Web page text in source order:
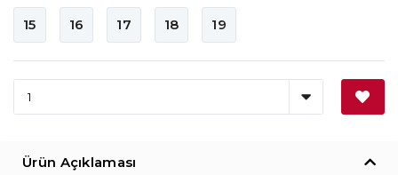
15 16 17 18 19
Ürün Açıklaması